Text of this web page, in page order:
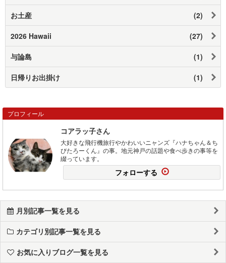
お土産 (2)
2026 Hawaii (27)
与論島 (1)
日帰りお出掛け (1)
プロフィール
コアラッ子さん
大好きな飛行機旅行やかわいいニャンズ『ハナちゃん＆ち
びたろーくん』の事。地元神戸の話題や食べ歩きの事等を
綴っています。
フォローする
月別記事一覧を見る
カテゴリ別記事一覧を見る
お気に入りブログ一覧を見る